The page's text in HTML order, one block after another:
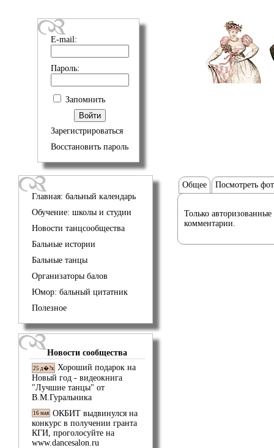
E-mail:
Пароль:
Запомнить
Зарегистрироваться
Восстановить пароль
Главная: бальный календарь
Обучение: школы и студии
Новости танцсообщества
Бальные истории
Бальные танцы
Организаторы балов
Юмор: бальный цитатник
Полезное
Новости сообщества
25 д�?к Хороший подарок на
Новый год - видеокнига
"Лучшие танцы" от
В.М.Гуральника
16 мая ОКБИТ выдвинулся на
конкурс в получении гранта
КГИ, проголосуйте на
www.dancesalon.ru
Общее Посмотреть
Только авторизованные
комментарии.